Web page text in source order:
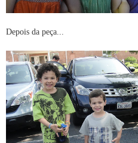
Depois da peça...